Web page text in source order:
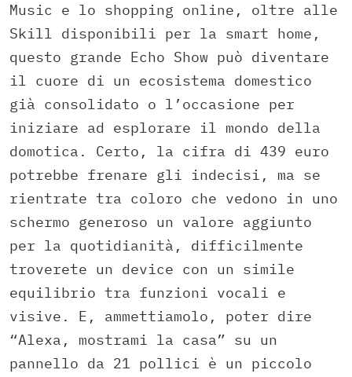
Music e lo shopping online, oltre alle
Skill disponibili per la smart home,
questo grande Echo Show può diventare
il cuore di un ecosistema domestico
già consolidato o l’occasione per
iniziare ad esplorare il mondo della
domotica. Certo, la cifra di 439 euro
potrebbe frenare gli indecisi, ma se
rientrate tra coloro che vedono in uno
schermo generoso un valore aggiunto
per la quotidianità, difficilmente
troverete un device con un simile
equilibrio tra funzioni vocali e
visive. E, ammettiamolo, poter dire
“Alexa, mostrami la casa” su un
pannello da 21 pollici è un piccolo